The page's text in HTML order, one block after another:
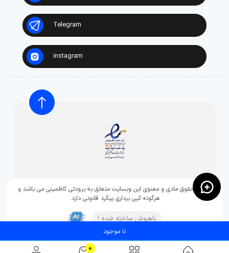
0
Telegram
instagram
تمامی حقوق مادی و معنوی این وبسایت متعلق به برودتی کاظمینی می باشد و
هرگونه کپی برداری پیگرد قانونی دارد.
باهـوش ساخته شده !
نا موجود